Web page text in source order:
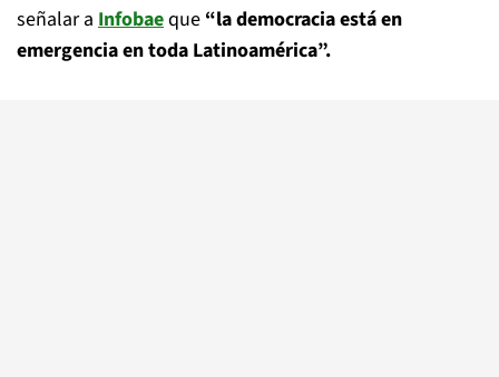
señalar a Infobaeque “la democracia está en
emergencia en toda Latinoamérica”.